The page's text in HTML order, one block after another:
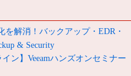
を解消！バックアップ・EDR・
& Security
イン】Veeamハンズオンセミナー